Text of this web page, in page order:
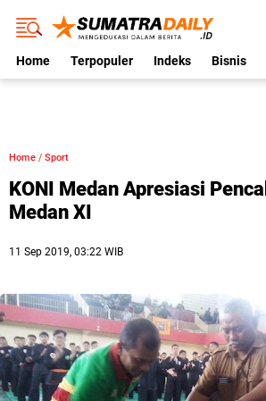
Home Terpopuler Indeks Bisnis
Home / Sport
KONI Medan Apresiasi
Medan XI
11 Sep 2019, 03:22 WIB